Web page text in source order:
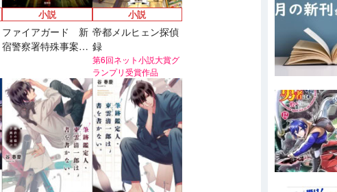
小説
ファイアガード 新
宿警察署特殊事案対
小説
帝都メルヒェン探偵
録
第6回ネット小説大賞グ
ランプリ受賞作品